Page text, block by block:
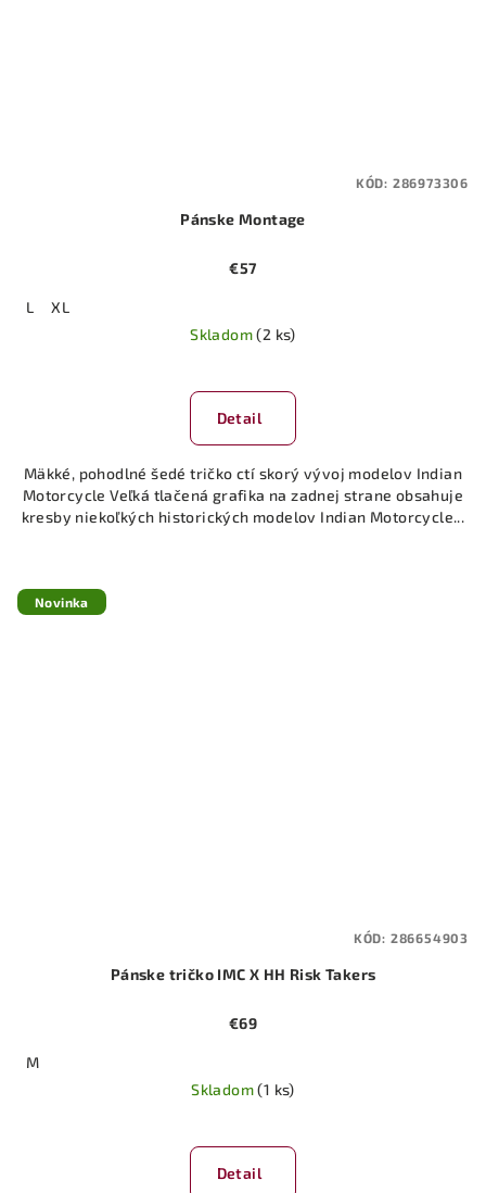
Pánske Montage
€57
L
XL
Skladom(2 ks)
Detail
Mäkké, pohodlné šedé tričko ctí skorý vývoj modelov Indian
Motorcycle Veľká tlačená grafika na zadnej strane obsahuje
kresby niekoľkých historických modelov Indian Motorcycle...
KÓD: 286973306
Novinka
Pánske tričko IMC X HH Risk Takers
€69
M
Skladom(1 ks)
Detail
KÓD: 286654903